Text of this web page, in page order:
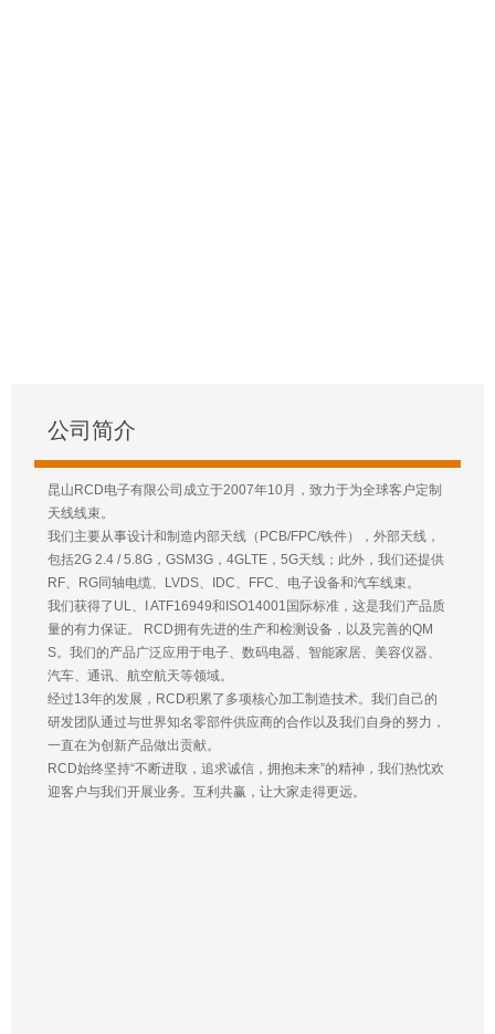
公司简介
昆山RCD电子有限公司成立于2007年10月，致力于为全球客户定制
天线线束。
我们主要从事设计和制造内部天线（PCB/FPC/铁件），外部天线，
包括2G 2.4 / 5.8G，GSM3G，4GLTE，5G天线；此外，我们还提供
RF、RG同轴电缆、LVDS、IDC、FFC、电子设备和汽车线束。
我们获得了UL、I ATF16949和ISO14001国际标准，这是我们产品质
量的有力保证。 RCD拥有先进的生产和检测设备，以及完善的QM
S。我们的产品广泛应用于电子、数码电器、智能家居、美容仪器、
汽车、通讯、航空航天等领域。
经过13年的发展，RCD积累了多项核心加工制造技术。我们自己的
研发团队通过与世界知名零部件供应商的合作以及我们自身的努力，
一直在为创新产品做出贡献。
RCD始终坚持“不断进取，追求诚信，拥抱未来”的精神，我们热忱欢
迎客户与我们开展业务。互利共赢，让大家走得更远。